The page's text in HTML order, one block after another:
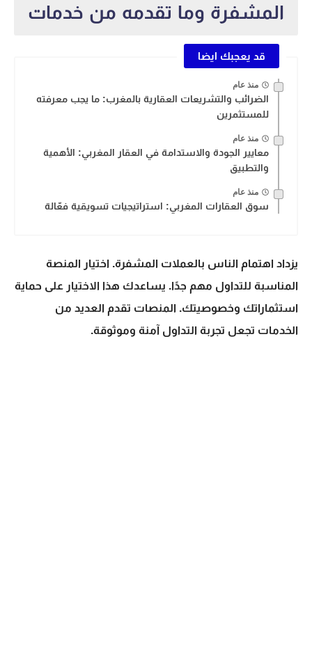
المشفرة وما تقدمه من خدمات
قد يعجبك ايضا
منذ عام
الضرائب والتشريعات العقارية بالمغرب: ما يجب معرفته
للمستثمرين
منذ عام
معايير الجودة والاستدامة في العقار المغربي: الأهمية
والتطبيق
منذ عام
سوق العقارات المغربي: استراتيجيات تسويقية فعّالة
يزداد اهتمام الناس بالعملات المشفرة. اختيار المنصة
المناسبة للتداول مهم جدًا. يساعدك هذا الاختيار على حماية
استثماراتك وخصوصيتك. المنصات تقدم العديد من
الخدمات تجعل تجربة التداول آمنة وموثوقة.